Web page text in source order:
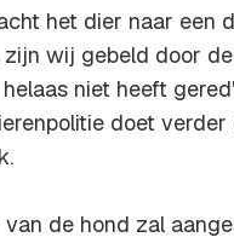
het dier naar een
zijn wij gebeld door
niet heeft
doet verder
de hond zal